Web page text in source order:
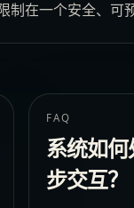
在一个安全、可
FAQ
系统如
步交互？